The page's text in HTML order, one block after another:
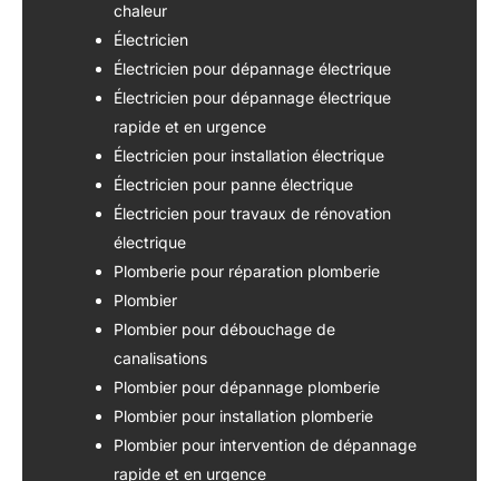
chaleur
Électricien
Électricien pour dépannage électrique
Électricien pour dépannage électrique
rapide et en urgence
Électricien pour installation électrique
Électricien pour panne électrique
Électricien pour travaux de rénovation
électrique
Plomberie pour réparation plomberie
Plombier
Plombier pour débouchage de
canalisations
Plombier pour dépannage plomberie
Plombier pour installation plomberie
Plombier pour intervention de dépannage
rapide et en urgence